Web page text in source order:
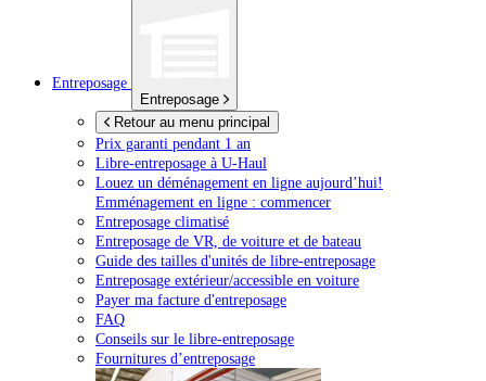
Entreposage
Entreposage
Retour au menu principal
Prix garanti pendant 1 an
Libre-entreposage à U-Haul
Louez un déménagement en ligne aujourd’hui!
Emménagement en ligne : commencer
Entreposage climatisé
Entreposage de VR, de voiture et de bateau
Guide des tailles d'unités de libre-entreposage
Entreposage extérieur/accessible en voiture
Payer ma facture d'entreposage
FAQ
Conseils sur le libre-entreposage
Fournitures d’entreposage